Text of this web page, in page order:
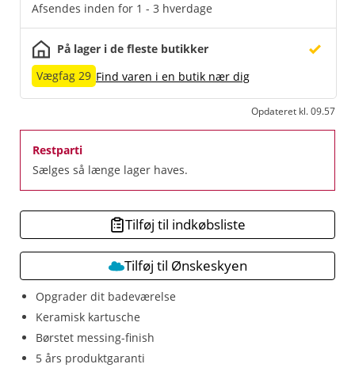
Opgrader dit badeværelse
Keramisk kartusche
Børstet messing-finish
5 års produktgaranti
Afsendes inden for 1 - 3 hverdage
På lager i de fleste butikker
Vægfag 29 Find varen i en butik nær dig
Opdateret kl. 09.57
Restparti
Sælges så længe lager haves.
Tilføj til indkøbsliste
Tilføj til Ønskeskyen